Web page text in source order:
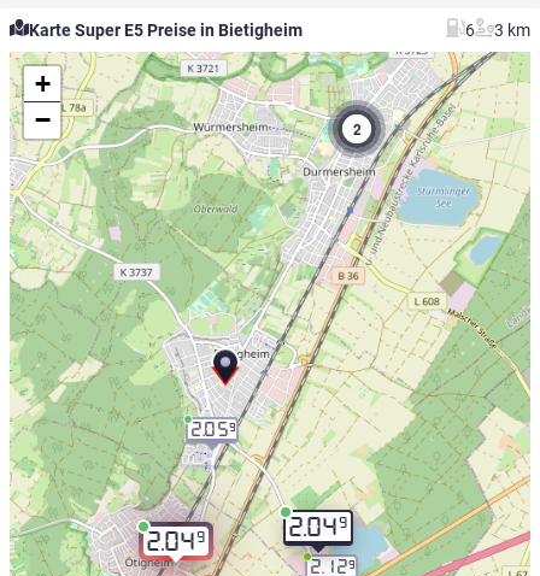
Karte Super E5 Preise in Bietigheim 6 3 km
2.049
2.049
2
2.129
2.059
+
−